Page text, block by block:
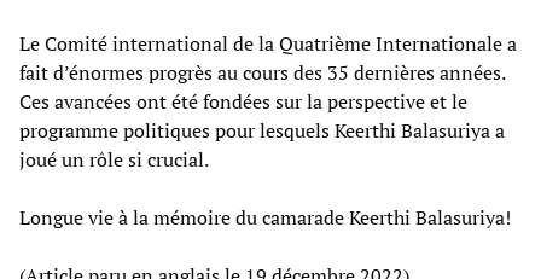
Le Comité international de la Quatrième Internationale a
fait d’énormes progrès au cours des 35 dernières années.
Ces avancées ont été fondées sur la perspective et le
programme politiques pour lesquels Keerthi Balasuriya a
joué un rôle si crucial.
Longue vie à la mémoire du camarade Keerthi Balasuriya!